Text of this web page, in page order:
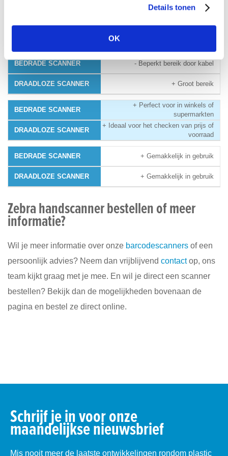
Details tonen
OK
- Beperkt bereik door kabel
+ Groot bereik
+ Perfect voor in winkels of
supermarkten
+ Ideaal voor het checken van prijs of
voorraad
+ Gemakkelijk in gebruik
+ Gemakkelijk in gebruik
Zebra handscanner bestellen of meer
informatie?
Wil je meer informatie over onze barcodescanners of een
persoonlijk advies? Neem dan vrijblijvend contactop, ons
team kijkt graag met je mee. En wil je direct een scanner
bestellen? Bekijk dan de mogelijkheden bovenaan de
pagina en bestel ze direct online.
Schrijf je in voor onze
maandelijkse nieuwsbrief
Mis nooit meer de laatste ontwikkelingen rondom plastic